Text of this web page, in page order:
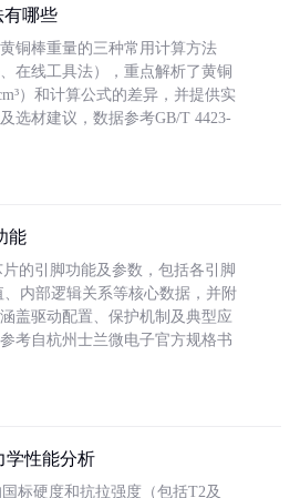
有哪些
铜棒重量的三种常用计算方法
在线工具法），重点解析了黄铜
）和计算公式的差异，并提供实
选材建议，数据参考GB/T 4423-
能
的引脚功能及参数，包括各引脚
内部逻辑关系等核心数据，并附
盖驱动配置、保护机制及典型应
考自杭州士兰微电子官方规格书
学性能分析
标硬度和抗拉强度（包括T2及